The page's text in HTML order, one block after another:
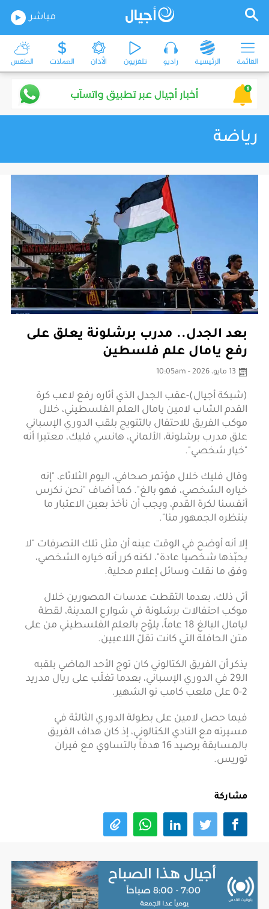
مباشر
القائمة الرئيسية راديو تلفزيون الأذان العملات الطقس
رياضة
بعد الجدل.. مدرب برشلونة يعلق على
رفع يامال علم فلسطين
13 مايو، 2026 - 10:05am
(شبكة أجيال)-عقب الجدل الذي أثاره رفع لاعب كرة
القدم الشاب لامين يامال العلم الفلسطيني، خلال
موكب الفريق للاحتفال بالتتويج بلقب الدوري الإسباني
علق مدرب برشلونة، الألماني، هانسي فليك، معتبرا أنه
"خيار شخصي".
وقال فليك خلال مؤتمر صحافي، اليوم الثلاثاء، "إنه
خياره الشخصي، فهو بالغ". كما أضاف "نحن نكرس
أنفسنا لكرة القدم، ويجب أن نأخذ بعين الاعتبار ما
ينتظره الجمهور منا".
إلا أنه أوضح في الوقت عينه أن مثل تلك التصرفات "لا
يحبّذها شخصيا عادة"، لكنه كرر أنه خياره الشخصي،
وفق ما نقلت وسائل إعلام محلية.
أتى ذلك، بعدما التقطت عدسات المصورين خلال
موكب احتفالات برشلونة في شوارع المدينة، لقطة
ليامال البالغ 18 عاماً، يلوّح بالعلم الفلسطيني من على
متن الحافلة التي كانت تقلّ اللاعبين.
يذكر أن الفريق الكتالوني كان توج الأحد الماضي بلقبه
الـ29 في الدوري الإسباني، بعدما تغلّب على ريال مدريد
2-0 على ملعب كامب نو الشهير.
فيما حصل لامين على بطولة الدوري الثالثة في
مسيرته مع النادي الكتالوني، إذ كان هداف الفريق
بالمسابقة برصيد 16 هدفاً بالتساوي مع فيران
توريس.
مشاركة